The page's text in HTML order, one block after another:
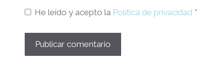
He leído y acepto la Política de privacidad *